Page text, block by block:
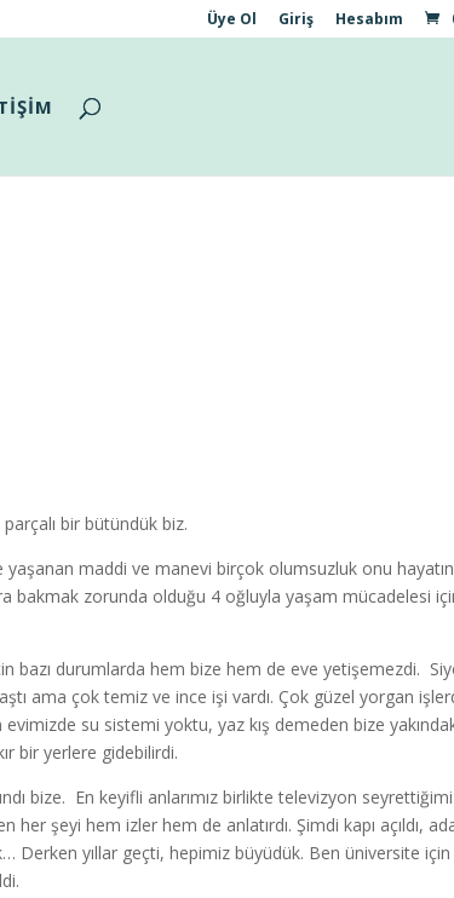
Üye Ol Giriş Hesabım
bir bütündük biz.
yaşanan maddi ve manevi birçok olumsuzluk onu hayatın
bakmak zorunda olduğu 4 oğluyla yaşam mücadelesi
bazı durumlarda hem bize hem de eve yetişemezdi.
ama çok temiz ve ince işi vardı. Çok güzel yorgan
su sistemi yoktu, yaz kış demeden bize
bir yerlere gidebilirdi.
bize. En keyifli anlarımız birlikte televizyon
şeyi hem izler hem de anlatırdı. Şimdi kapı açıldı,
Derken yıllar geçti, hepimiz büyüdük. Ben üniversite için